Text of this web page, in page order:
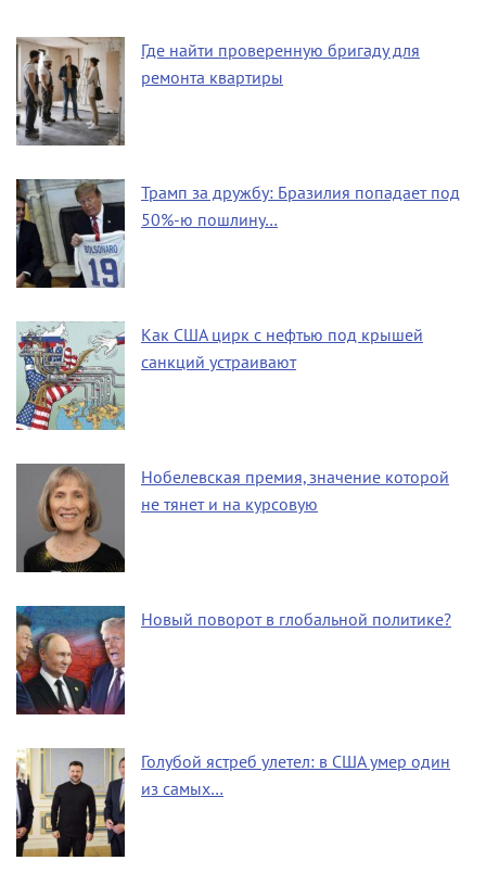
Где найти проверенную бригаду для
ремонта квартиры
Трамп за дружбу: Бразилия попадает под
50%-ю пошлину…
Как США цирк с нефтью под крышей
санкций устраивают
Нобелевская премия, значение которой
не тянет и на курсовую
Новый поворот в глобальной политике?
Голубой ястреб улетел: в США умер один
из самых…